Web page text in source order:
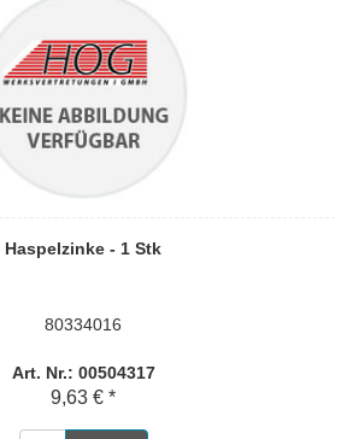
Haspelzinke - 1 Stk
80334016
Art. Nr.: 00504317
9,63 € *